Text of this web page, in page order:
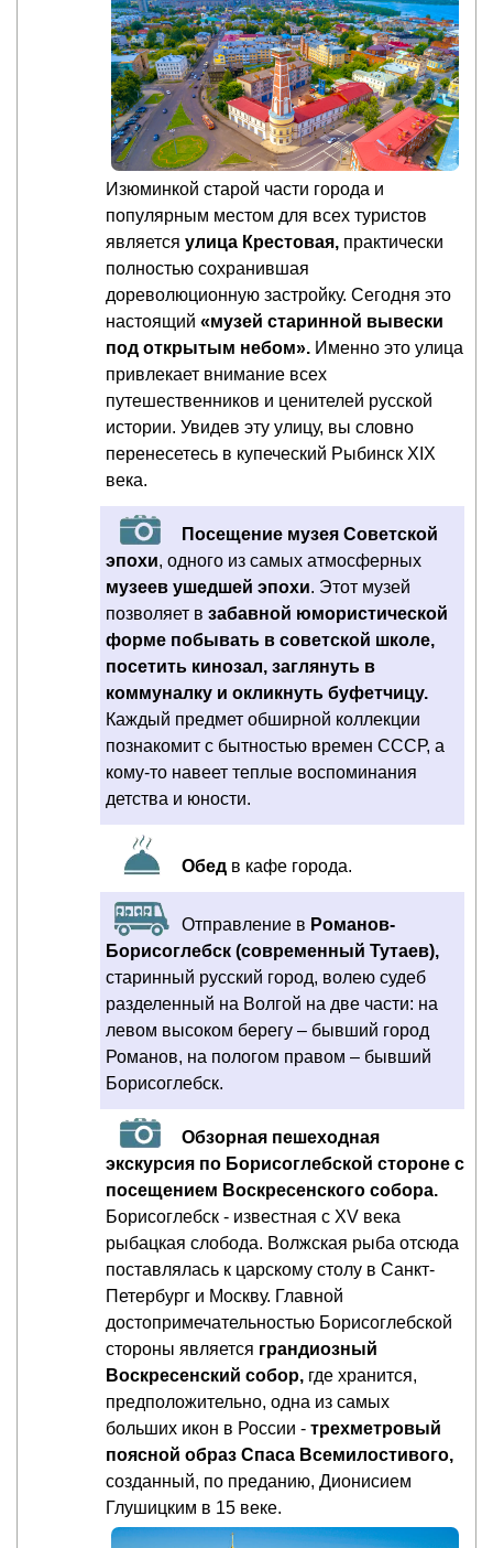
Изюминкой старой части города и
популярным местом для всех туристов
является улица Крестовая, практически
полностью сохранившая
дореволюционную застройку. Сегодня это
настоящий «музей старинной вывески
под открытым небом». Именно это улица
привлекает внимание всех
путешественников и ценителей русской
истории. Увидев эту улицу, вы словно
перенесетесь в купеческий Рыбинск XIX
века.
Посещение музея Советской
эпохи, одного из самых атмосферных
музеев ушедшей эпохи. Этот музей
позволяет в забавной юмористической
форме побывать в советской школе,
посетить кинозал, заглянуть в
коммуналку и окликнуть буфетчицу.
Каждый предмет обширной коллекции
познакомит с бытностью времен СССР, а
кому-то навеет теплые воспоминания
детства и юности.
Обед в кафе города.
Отправление в Романов-
Борисоглебск (современный Тутаев),
старинный русский город, волею судеб
разделенный на Волгой на две части: на
левом высоком берегу – бывший город
Романов, на пологом правом – бывший
Борисоглебск.
Обзорная пешеходная
экскурсия по Борисоглебской стороне с
посещением Воскресенского собора.
Борисоглебск - известная с XV века
рыбацкая слобода. Волжская рыба отсюда
поставлялась к царскому столу в Санкт-
Петербург и Москву. Главной
достопримечательностью Борисоглебской
стороны является грандиозный
Воскресенский собор, где хранится,
предположительно, одна из самых
больших икон в России - трехметровый
поясной образ Спаса Всемилостивого,
созданный, по преданию, Дионисием
Глушицким в 15 веке.